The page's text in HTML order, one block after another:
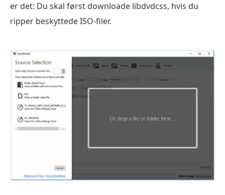
er det: Du skal først downloade libdvdcss, hvis du
ripper beskyttede ISO-filer.